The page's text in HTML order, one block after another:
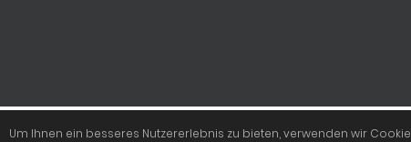
Um Ihnen ein besseres Nutzererlebnis zu bieten, verwenden wir